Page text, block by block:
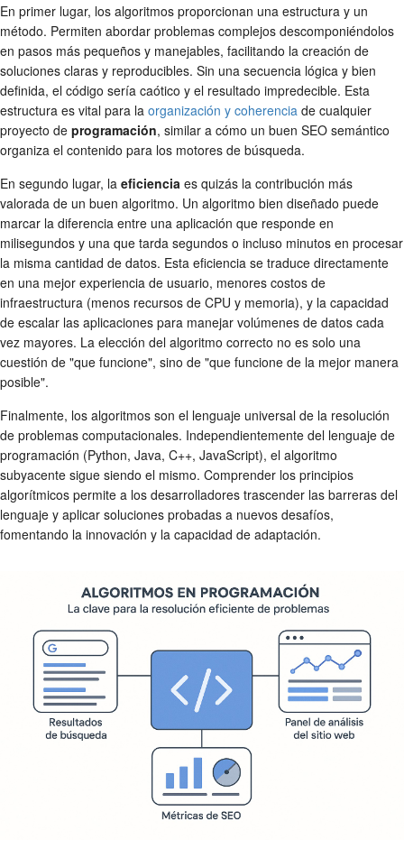
En primer lugar, los algoritmos proporcionan una estructura y un
método. Permiten abordar problemas complejos descomponiéndolos
en pasos más pequeños y manejables, facilitando la creación de
soluciones claras y reproducibles. Sin una secuencia lógica y bien
definida, el código sería caótico y el resultado impredecible. Esta
estructura es vital para la organización y coherencia de cualquier
proyecto de programación, similar a cómo un buen SEO semántico
organiza el contenido para los motores de búsqueda.
En segundo lugar, la eficiencia es quizás la contribución más
valorada de un buen algoritmo. Un algoritmo bien diseñado puede
marcar la diferencia entre una aplicación que responde en
milisegundos y una que tarda segundos o incluso minutos en procesar
la misma cantidad de datos. Esta eficiencia se traduce directamente
en una mejor experiencia de usuario, menores costos de
infraestructura (menos recursos de CPU y memoria), y la capacidad
de escalar las aplicaciones para manejar volúmenes de datos cada
vez mayores. La elección del algoritmo correcto no es solo una
cuestión de "que funcione", sino de "que funcione de la mejor manera
posible".
Finalmente, los algoritmos son el lenguaje universal de la resolución
de problemas computacionales. Independientemente del lenguaje de
programación (Python, Java, C++, JavaScript), el algoritmo
subyacente sigue siendo el mismo. Comprender los principios
algorítmicos permite a los desarrolladores trascender las barreras del
lenguaje y aplicar soluciones probadas a nuevos desafíos,
fomentando la innovación y la capacidad de adaptación.